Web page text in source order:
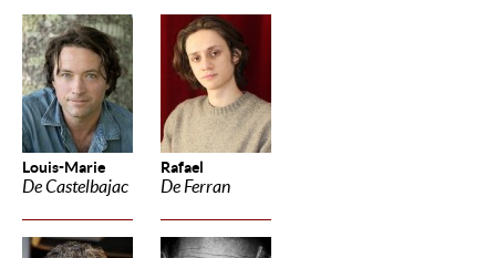
Louis-Marie
De Castelbajac
Rafael
De Ferran